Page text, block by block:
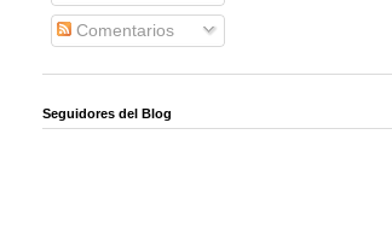
Comentarios
Seguidores del Blog